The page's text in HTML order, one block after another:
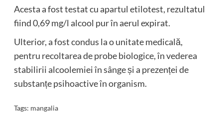
Acesta a fost testat cu apartul etilotest, rezultatul
fiind 0,69 mg/l alcool pur în aerul expirat.
Ulterior, a fost condus la o unitate medicală,
pentru recoltarea de probe biologice, în vederea
stabilirii alcoolemiei în sânge și a prezenței de
substanțe psihoactive în organism.
Tags: mangalia